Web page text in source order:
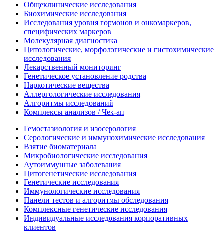
Общеклинические исследования
Биохимические исследования
Исследования уровня гормонов и онкомаркеров,
специфических маркеров
Молекулярная диагностика
Цитологические, морфологические и гистохимические
исследования
Лекарственный мониторинг
Генетическое установление родства
Наркотические вещества
Аллергологические исследования
Алгоритмы исследований
Комплексы анализов / Чек-ап
Гемостазиология и изосерология
Серологические и иммунохимические исследования
Взятие биоматериала
Микробиологические исследования
Аутоиммунные заболевания
Цитогенетические исследования
Генетические исследования
Иммунологические исследования
Панели тестов и алгоритмы обследования
Комплексные генетические исследования
Индивидуальные исследования корпоративных
клиентов